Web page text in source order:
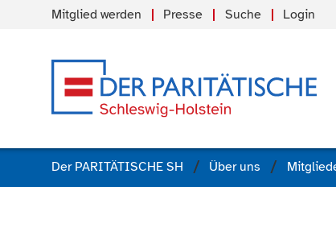
Mitglied werden Presse Suche Login
Der PARITÄTISCHE SH Über uns